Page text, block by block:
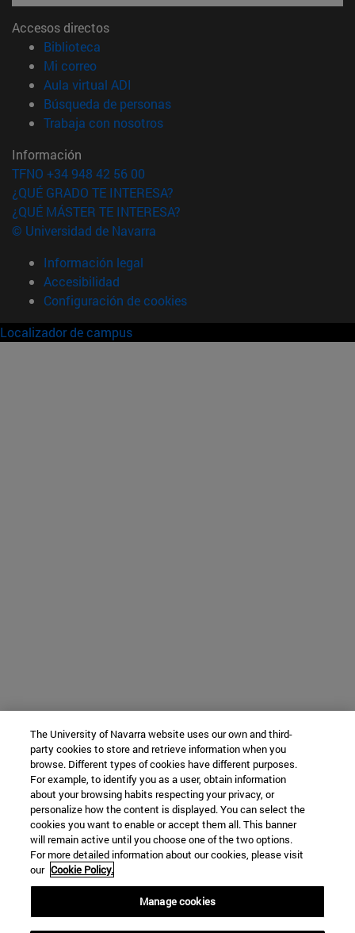
Accesos directos
Biblioteca
Mi correo(abre en nueva ventana)
Aula virtual ADI
Búsqueda de personas(abre en nueva ventana)
Trabaja con nosotros(abre en nueva ventana)
Información
TFNO +34 948 42 56 00
¿QUÉ GRADO TE INTERESA?
¿QUÉ MÁSTER TE INTERESA?
© Universidad de Navarra
Información legal
Accesibilidad
Configuración de cookies
Localizador de campus
The University of Navarra website uses our own and third-
party cookies to store and retrieve information when you
browse. Different types of cookies have different purposes.
For example, to identify you as a user, obtain information
about your browsing habits respecting your privacy, or
personalize how the content is displayed. You can select the
cookies you want to enable or accept them all. This banner
will remain active until you choose one of the two options.
For more detailed information about our cookies, please visit
our Cookie Policy.
Manage cookies